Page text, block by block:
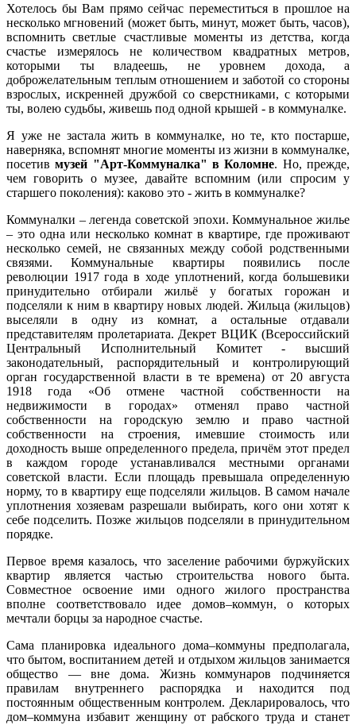
Хотелось бы Вам прямо сейчас переместиться в прошлое на
несколько мгновений (может быть, минут, может быть, часов),
вспомнить светлые счастливые моменты из детства, когда
счастье измерялось не количеством квадратных метров,
которыми ты владеешь, не уровнем дохода, а
доброжелательным теплым отношением и заботой со стороны
взрослых, искренней дружбой со сверстниками, с которыми
ты, волею судьбы, живешь под одной крышей - в коммуналке.
Я уже не застала жить в коммуналке, но те, кто постарше,
наверняка, вспомнят многие моменты из жизни в коммуналке,
посетивмузей "Арт-Коммуналка" в Коломне. Но, прежде,
чем говорить о музее, давайте вспомним (или спросим у
старшего поколения): каково это - жить в коммуналке?
Коммуналки – легенда советской эпохи. Коммунальное жилье
– это одна или несколько комнат в квартире, где проживают
несколько семей, не связанных между собой родственными
связями. Коммунальные квартиры появились после
революции 1917 года в ходе уплотнений, когда большевики
принудительно отбирали жильё у богатых горожан и
подселяли к ним в квартиру новых людей. Жильца (жильцов)
выселяли в одну из комнат, а остальные отдавали
представителям пролетариата. Декрет ВЦИК (Всероссийский
Центральный Исполнительный Комитет - высший
законодательный, распорядительный и контролирующий
орган государственной власти в те времена) от 20 августа
1918 года «Об отмене частной собственности на
недвижимости в городах» отменял право частной
собственности на городскую землю и право частной
собственности на строения, имевшие стоимость или
доходность выше определенного предела, причём этот предел
в каждом городе устанавливался местными органами
советской власти. Если площадь превышала определенную
норму, то в квартиру еще подселяли жильцов. В самом начале
уплотнения хозяевам разрешали выбирать, кого они хотят к
себе подселить. Позже жильцов подселяли в принудительном
порядке.
Первое время казалось, что заселение рабочими буржуйских
квартир является частью строительства нового быта.
Совместное освоение ими одного жилого пространства
вполне соответствовало идее домов–коммун, о которых
мечтали борцы за народное счастье.
Сама планировка идеального дома–коммуны предполагала,
что бытом, воспитанием детей и отдыхом жильцов занимается
общество — вне дома. Жизнь коммунаров подчиняется
правилам внутреннего распорядка и находится под
постоянным общественным контролем. Декларировалось, что
дом–коммуна избавит женщину от рабского труда и станет